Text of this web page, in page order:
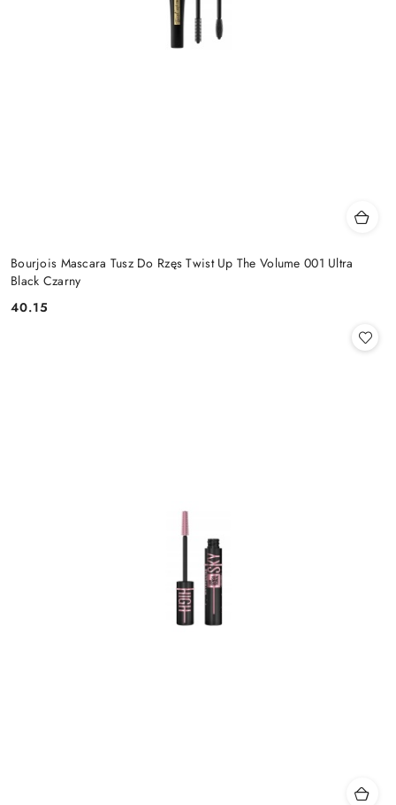
Bourjois Mascara Tusz Do Rzęs Twist Up The Volume 001 Ultra
Black Czarny
Cena:
40.15